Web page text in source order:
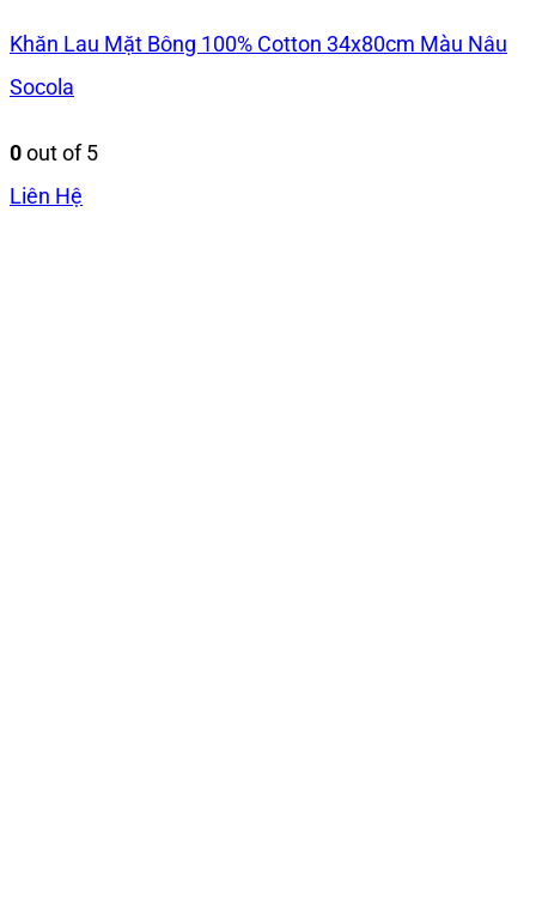
Khăn Lau Mặt Bông 100% Cotton 34x80cm Màu Nâu
Socola
0out of 5
Liên Hệ